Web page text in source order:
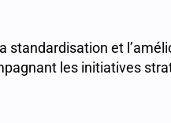
standardisation et
les initiatives